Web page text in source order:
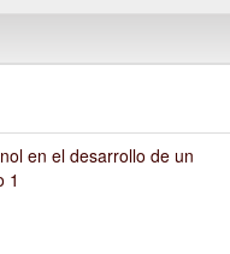
en el desarrollo de un
1